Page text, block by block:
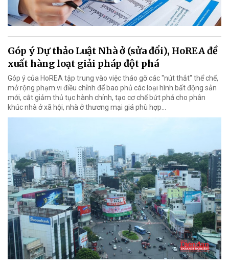
Góp ý Dự thảo Luật Nhà ở (sửa đổi), HoREA đề
xuất hàng loạt giải pháp đột phá
Góp ý của HoREA tập trung vào việc tháo gỡ các "nút thắt" thể chế,
mở rộng phạm vi điều chỉnh để bao phủ các loại hình bất động sản
mới, cắt giảm thủ tục hành chính, tạo cơ chế bứt phá cho phân
khúc nhà ở xã hội, nhà ở thương mại giá phù hợp...